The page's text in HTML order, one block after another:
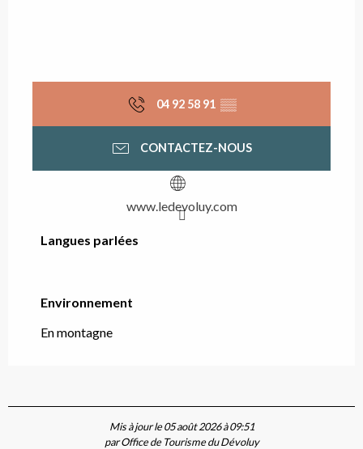
04 92 58 91 ▒▒
CONTACTEZ-NOUS
www.ledevoluy.com
Langues parlées
Langues parlées
Environnement
Environnement
En montagne
Mis à jour le 05 août 2026 à 09:51
par Office de Tourisme du Dévoluy